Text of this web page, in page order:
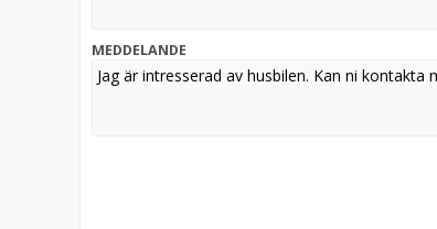
MEDDELANDE